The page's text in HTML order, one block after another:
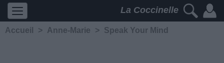
La Coccinelle
Accueil > Anne-Marie > Speak Your Mind